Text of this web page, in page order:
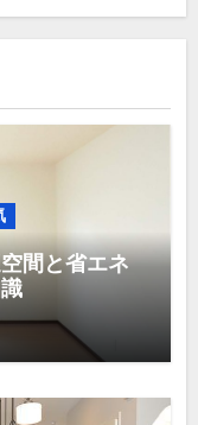
間と省エネ